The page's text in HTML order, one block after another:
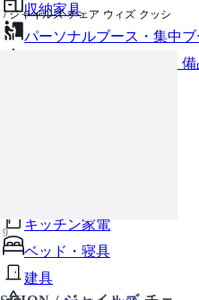
収納家具
パーソナルブース・集中
オフィスアクセサリー・
キッチン家電
ベッド・寝具
建具
ジャイルズ チェア ウィズ クッシ
9